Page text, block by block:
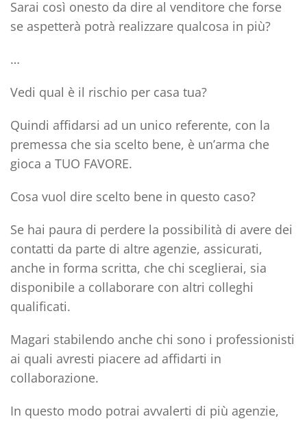
Sarai così onesto da dire al venditore che forse
se aspetterà potrà realizzare qualcosa in più?
…
Vedi qual è il rischio per casa tua?
Quindi affidarsi ad un unico referente, con la
premessa che sia scelto bene, è un’arma che
gioca a TUO FAVORE.
Cosa vuol dire scelto bene in questo caso?
Se hai paura di perdere la possibilità di avere dei
contatti da parte di altre agenzie, assicurati,
anche in forma scritta, che chi sceglierai, sia
disponibile a collaborare con altri colleghi
qualificati.
Magari stabilendo anche chi sono i professionisti
ai quali avresti piacere ad affidarti in
collaborazione.
In questo modo potrai avvalerti di più agenzie,